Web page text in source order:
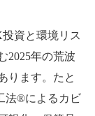
資と環境リス
2025年の荒波
ります。たと
法®によるカビ